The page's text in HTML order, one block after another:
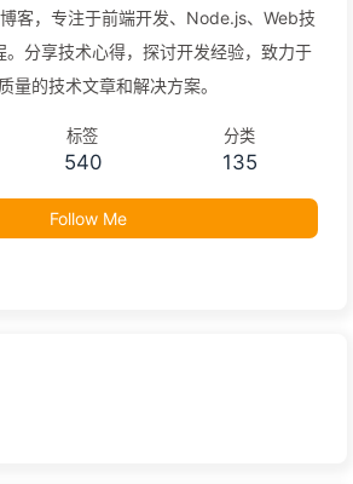
客，专注于前端开发、Node.js、Web技
分享技术心得，探讨开发经验，致力于
量的技术文章和解决方案。
标签
540
分类
135
Follow Me